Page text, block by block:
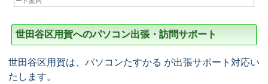
世田谷区用賀へのパソコン出張・訪問サポート
世田谷区用賀は、パソコンたすかる が出張サポート対応い
たします。